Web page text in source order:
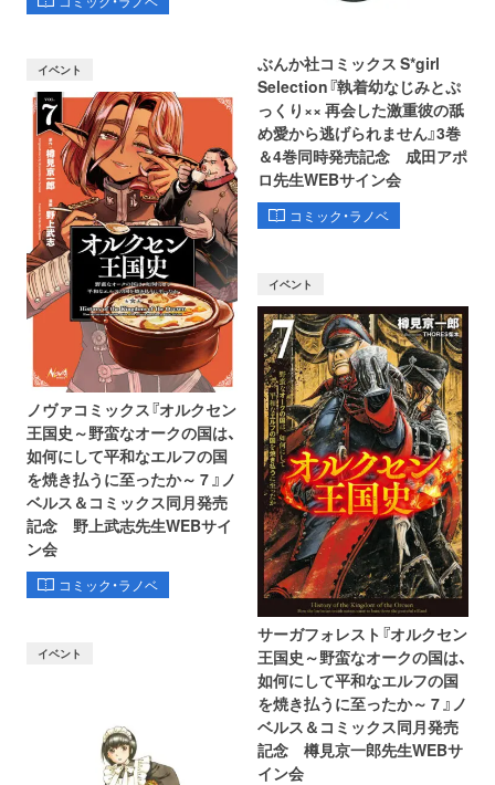
ぶんか社コミックス S*girl
Selection『執着幼なじみとぷ
っくり×× 再会した激重彼の舐
め愛から逃げられません』3巻
＆4巻同時発売記念 成田アポ
ロ先生WEBサイン会
コミック・ラノベ
イベント
ノヴァコミックス『オルクセン
王国史～野蛮なオークの国は、
如何にして平和なエルフの国
を焼き払うに至ったか～ 7 』ノ
ベルス＆コミックス同月発売
記念 野上武志先生WEBサイ
ン会
コミック・ラノベ
イベント
サーガフォレスト『オルクセン
王国史～野蛮なオークの国は、
如何にして平和なエルフの国
を焼き払うに至ったか～ 7 』ノ
ベルス＆コミックス同月発売
記念 樽見京一郎先生WEBサ
イン会
イベント